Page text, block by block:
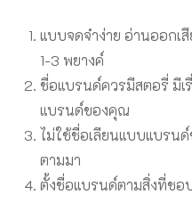
แบบจดจำง่าย อ่านออกเ
1-3 พยางค์
ชื่อแบรนด์ควรมีสตอรี่ มีเ
แบรนด์ของคุณ
ไม่ใช้ชื่อเลียนแบบแบรน
ตามมา
ตั้งชื่อแบรนด์ตามสิ่งที่ชอ